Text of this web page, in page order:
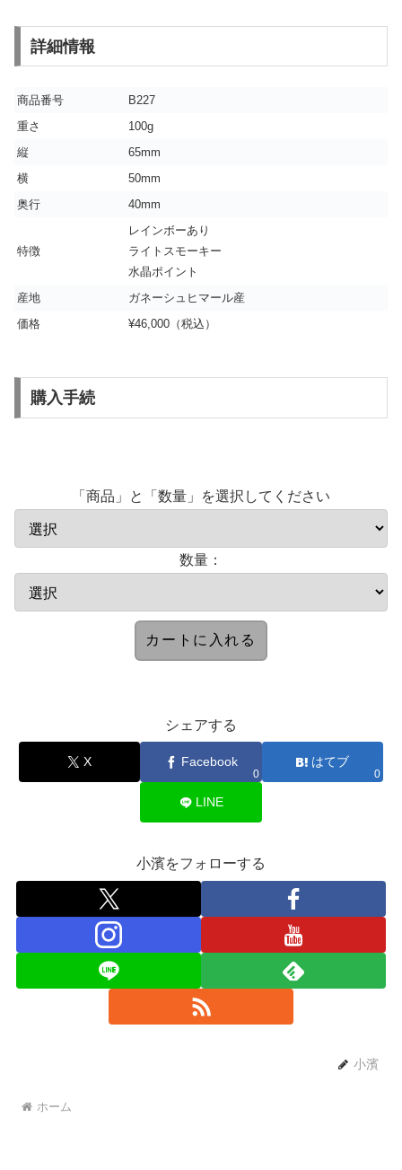
詳細情報
商品番号
B227
重さ
100g
縦
65mm
横
50mm
奥行
40mm
特徴
レインボーあり
ライトスモーキー
水晶ポイント
産地
ガネーシュヒマール産
価格
¥46,000（税込）
購入手続
「商品」と「数量」を選択してください
数量：
シェアする
X Facebook
0
はてブ
0
LINE
小濱をフォローする
小濱
ホーム